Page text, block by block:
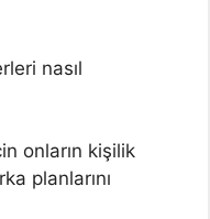
nasıl
onların kişilik
planlarını